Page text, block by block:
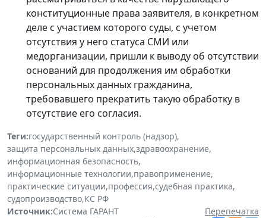
конституционные права заявителя, в конкретном
деле с участием которого суды, с учетом
отсутствия у него статуса СМИ или
медорганизации, пришли к выводу об отсутствии
оснований для продолжения им обработки
персональных данных гражданина,
требовавшего прекратить такую обработку в
отсутствие его согласия.
Теги:государственный контроль (надзор),
защита персональных данных,здравоохранение,
информационная безопасность,
информационные технологии,правоприменение,
практические ситуации,профессия,судебная практика,
судопроизводство,КС РФ
Источник:Система ГАРАНТ
Перепечатка